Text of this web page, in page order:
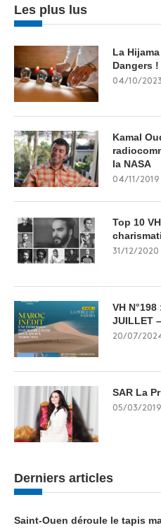
Les plus lus
La
Dangers !
04/10/2023
Kamal
la NASA
04/11/2019
Top 10
31/12/2020
VH N°198
JUILLET
20/07/
SAR La
05/03/2019
Derniers articles
Saint-Ouen déroule le tapis